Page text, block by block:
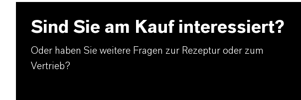
Sind Sie am Kauf interessiert?
Oder haben Sie weitere Fragen zur Rezeptur oder zum
Vertrieb?